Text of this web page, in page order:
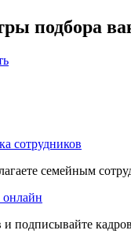
подбора
сотрудников
семейным
онлайн
и подписывайте